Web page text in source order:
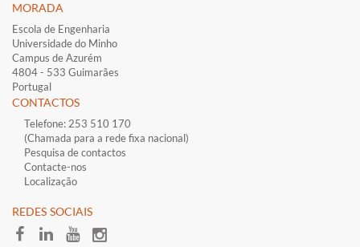
MORADA
Escola de Engenharia
Universidade do Minho
Campus de Azurém
4804 - 533 Guimarães
Portugal
CONTACTOS
Telefone: 253 510 170
(Chamada para a rede fixa nacional)
Pesquisa de contactos
Contacte-nos
Localização
​REDES SOCIAI​S